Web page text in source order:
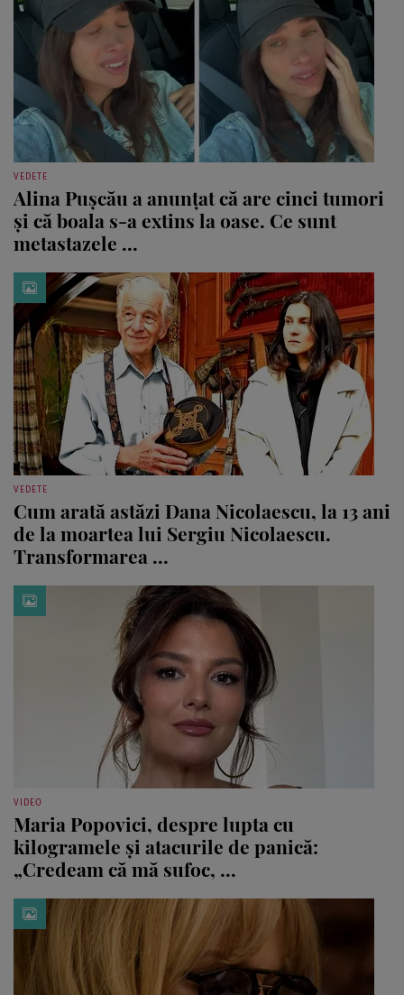
VEDETE
Alina Pușcău a anunțat că are cinci tumori
și că boala s-a extins la oase. Ce sunt
metastazele ...
VEDETE
Cum arată astăzi Dana Nicolaescu, la 13 ani
de la moartea lui Sergiu Nicolaescu.
Transformarea ...
VIDEO
Maria Popovici, despre lupta cu
kilogramele și atacurile de panică:
„Credeam că mă sufoc, ...